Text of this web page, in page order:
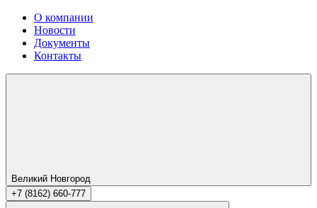
О компании
Новости
Документы
Контакты
Великий Новгород
+7 (8162) 660-777